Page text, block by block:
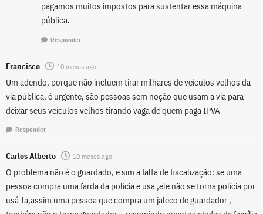
pagamos muitos impostos para sustentar essa máquina
pública.
Responder
Francisco 10 meses ago
Um adendo, porque não incluem tirar milhares de veículos velhos da
via pública, é urgente, são pessoas sem noção que usam a via para
deixar seus veículos velhos tirando vaga de quem paga IPVA
Responder
Carlos Alberto 10 meses ago
O problema não é o guardado, e sim a falta de fiscalização: se uma
pessoa compra uma farda da polícia e usa ,ele não se torna polícia por
usá-la,assim uma pessoa que compra um jaleco de guardador ,